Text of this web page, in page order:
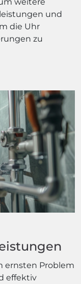
und
die Uhr
zu
ernsten Problem
effektiv